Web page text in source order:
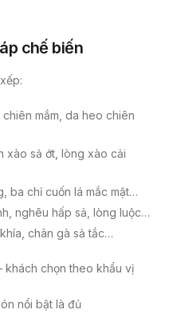
chế biến
mắm, da heo chiên
xào sả ớt, lòng xào cải
ba chỉ cuốn lá mắc mật…
nghêu hấp sả, lòng luộc…
chân gà sả tắc…
khách chọn theo khẩu vị
nổi bật là đủ